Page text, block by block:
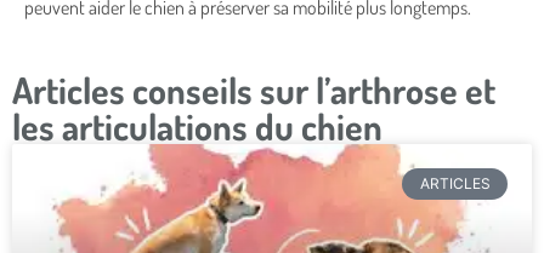
peuvent aider le chien à préserver sa mobilité plus longtemps.
Articles conseils sur l’arthrose et
les articulations du chien
ARTICLES